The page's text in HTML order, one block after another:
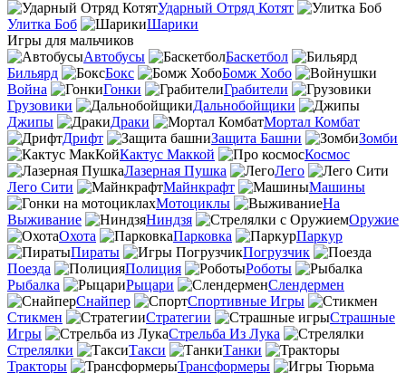
Ударный Отряд Котят
Улитка Боб
Шарики
Игры для мальчиков
Автобусы
Баскетбол
Бильярд
Бокс
Бомж Хобо
Война
Гонки
Грабители
Грузовики
Дальнобойщики
Джипы
Драки
Мортал Комбат
Дрифт
Защита Башни
Зомби
Кактус Маккой
Космос
Лазерная Пушка
Лего
Лего Сити
Майнкрафт
Машины
Мотоциклы
На
Выживание
Ниндзя
Оружие
Охота
Парковка
Паркур
Пираты
Погрузчик
Поезда
Полиция
Роботы
Рыбалка
Рыцари
Слендермен
Снайпер
Спортивные Игры
Стикмен
Стратегии
Страшные
Игры
Стрельба Из Лука
Стрелялки
Такси
Танки
Тракторы
Трансформеры